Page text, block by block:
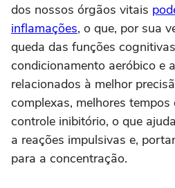
dos nossos órgãos vitais
inflamações, o que, por sua
queda das funções
condicionamento aeróbico e
relacionados à melhor
complexas, melhores tempos
controle inibitório, o que
a reações impulsivas e,
para a concentração.